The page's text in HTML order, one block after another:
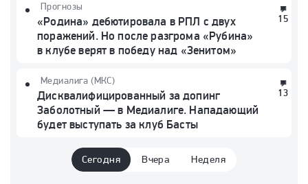
Сегодня Вчера Неделя
15
Прогнозы
«Родина» дебютировала в РПЛ с двух
поражений. Но после разгрома «Рубина»
в клубе верят в победу над «Зенитом»
13
Медиалига (МКС)
Дисквалифицированный за допинг
Заболотный — в Медиалиге. Нападающий
будет выступать за клуб Басты